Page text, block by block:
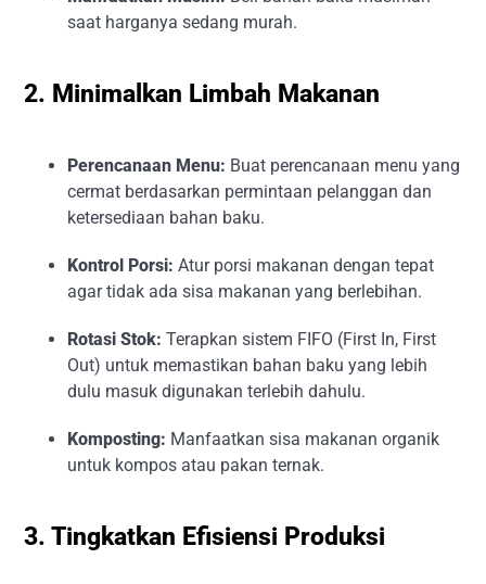
saat harganya sedang murah.
2. Minimalkan Limbah Makanan
Perencanaan Menu: Buat perencanaan menu yang
cermat berdasarkan permintaan pelanggan dan
ketersediaan bahan baku.
Kontrol Porsi: Atur porsi makanan dengan tepat
agar tidak ada sisa makanan yang berlebihan.
Rotasi Stok: Terapkan sistem FIFO (First In, First
Out) untuk memastikan bahan baku yang lebih
dulu masuk digunakan terlebih dahulu.
Komposting: Manfaatkan sisa makanan organik
untuk kompos atau pakan ternak.
3. Tingkatkan Efisiensi Produksi